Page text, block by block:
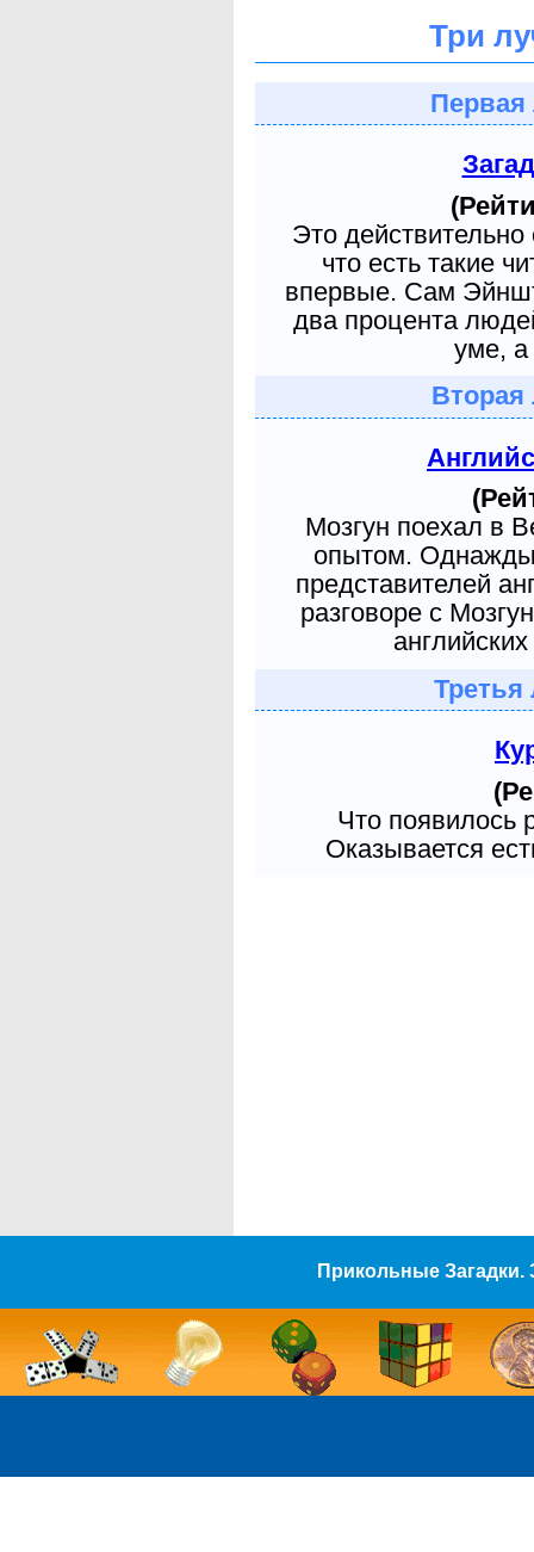
Три
Первая
Это
что есть такие
впервые. Сам
два процента
уме, а
Вторая
Мозгун поехал в
опытом. Однажды
представителей
разговоре с
Третья
Что появилось
Оказывается
Прикольные Загадки.